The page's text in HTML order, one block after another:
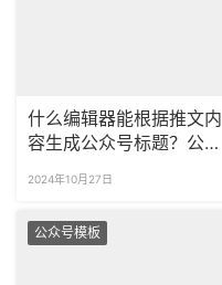
什么编辑器能根据推文内
容生成公众号标题？公众
续写吗？
2024年10月27日
公众号模板